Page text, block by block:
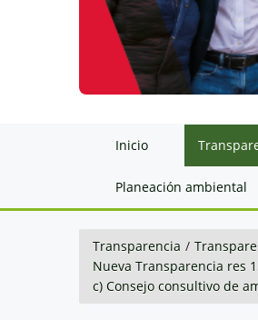
Inicio
Planeación ambiental
Transparencia /
Nueva Transparencia res
c) Consejo consultivo de